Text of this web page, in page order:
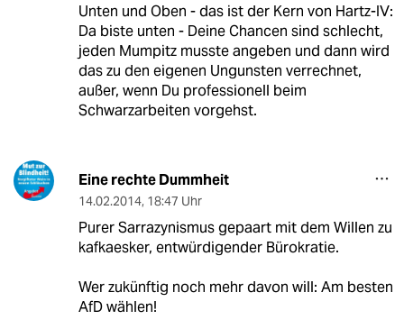
Unten und Oben - das ist der Kern von Hartz-IV:
Da biste unten - Deine Chancen sind schlecht,
jeden Mumpitz musste angeben und dann wird
das zu den eigenen Ungunsten verrechnet,
außer, wenn Du professionell beim
Schwarzarbeiten vorgehst.
Eine rechte Dummheit
14.02.2014, 18:47 Uhr
Purer Sarrazynismus gepaart mit dem Willen zu
kafkaesker, entwürdigender Bürokratie.
Wer zukünftig noch mehr davon will: Am besten
AfD wählen!